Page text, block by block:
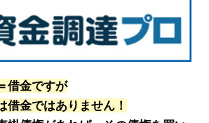
借金ですが
借金ではありません！